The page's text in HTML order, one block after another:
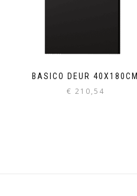
BASICO DEUR 40X180CM
€ 210,54